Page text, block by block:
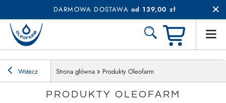
DARMOWA DOSTAWA od 139,00 zł
Wstecz Strona główna Produkty Oleofarm
PRODUKTY OLEOFARM